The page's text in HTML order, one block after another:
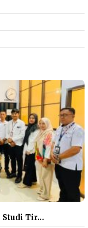
Studi Tir…